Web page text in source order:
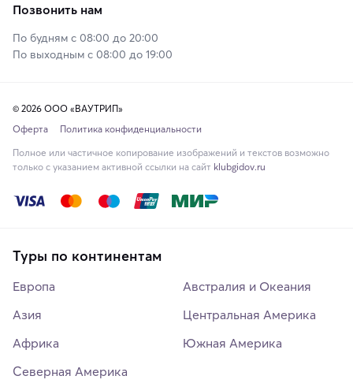
Позвонить нам
По будням с 08:00 до 20:00
По выходным с 08:00 до 19:00
© 2026 ООО «ВАУТРИП»
Оферта
Политика конфиденциальности
Полное или частичное копирование изображений и текстов возможно
только с указанием активной ссылки на сайт klubgidov.ru
Туры по континентам
Европа
Азия
Африка
Северная Америка
Австралия и Океания
Центральная Америка
Южная Америка